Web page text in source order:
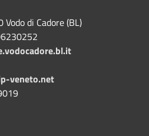
di Cadore (BL)
veneto.net